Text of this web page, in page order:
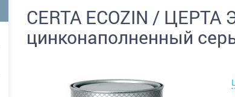
CERTA ECOZIN /
цинконаполненный